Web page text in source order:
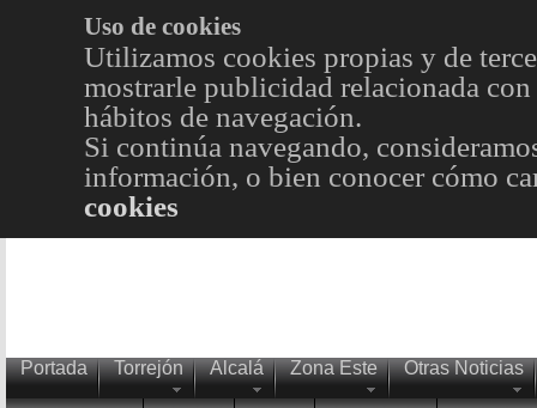
Uso de cookies
Utilizamos cookies propias y de
mostrarle publicidad relacionada
hábitos de navegación.
Si continúa navegando,
información, o bien conocer cómo
cookies
Portada Torrejón Alcalá Zona Este Otras Noticias